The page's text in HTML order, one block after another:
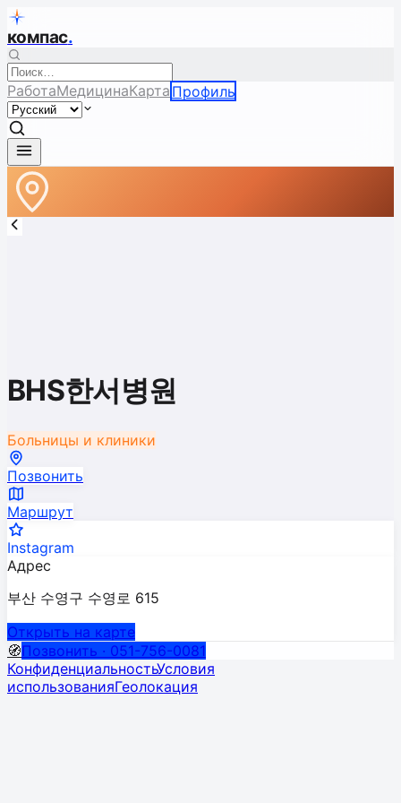
компас.
РаботаМедицинаКарта Профиль
BHS한서병원
Больницы и клиники
Позвонить
Маршрут
Instagram
Адрес
부산 수영구 수영로 615
Открыть на карте
🧭Позвонить · 051-756-0081
КонфиденциальностьУсловия
использованияГеолокация